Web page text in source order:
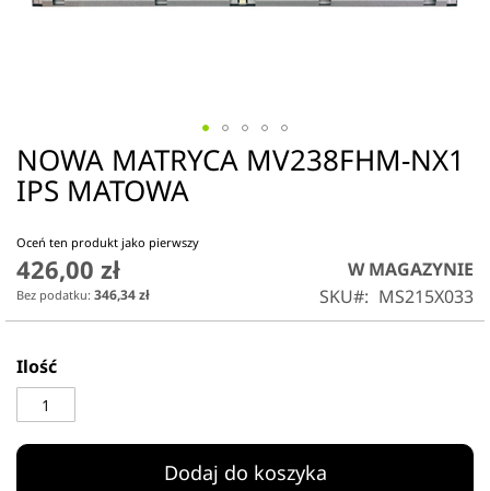
Przejdź
na
początek
NOWA MATRYCA MV238FHM-NX1
IPS MATOWA
Oceń ten produkt jako pierwszy
426,00 zł
346,34 zł
W MAGAZYNIE
SKU
MS215X033
Ilość
Dodaj do koszyka